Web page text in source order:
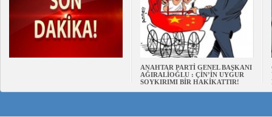
ANAHTAR PARTİ GENEL BAŞKANI
AĞIRALİOĞLU : ÇİN’İN UYGUR
SOYKIRIMI BİR HAKİKATTIR!